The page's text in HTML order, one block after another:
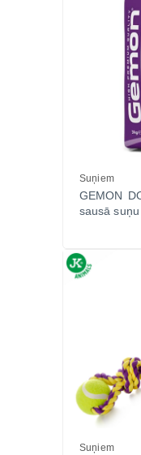
Suņiem
GEMON
sausā
Suņiem